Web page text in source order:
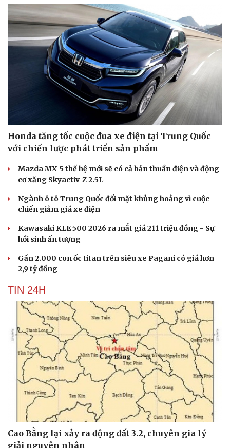
Honda tăng tốc cuộc đua xe điện tại Trung Quốc
với chiến lược phát triển sản phẩm
Mazda MX-5 thế hệ mới sẽ có cả bản thuần điện và động
cơ xăng Skyactiv-Z 2.5L
Ngành ô tô Trung Quốc đối mặt khủng hoảng vì cuộc
chiến giảm giá xe điện
Kawasaki KLE 500 2026 ra mắt giá 211 triệu đồng - Sự
hồi sinh ấn tượng
Gần 2.000 con ốc titan trên siêu xe Pagani có giá hơn
2,9 tỷ đồng
TIN 24H
Cao Bằng lại xảy ra động đất 3.2, chuyên gia lý
giải nguyên nhân